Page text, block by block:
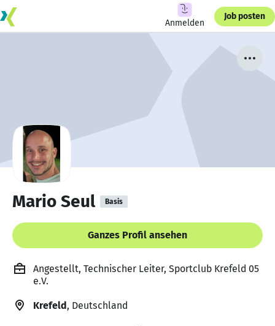
Anmelden
Job posten
Mario Seul Basis
Ganzes Profil ansehen
Angestellt, Technischer Leiter, Sportclub Krefeld 05
e.V.
Krefeld, Deutschland